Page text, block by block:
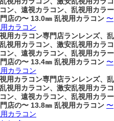
ン、遠視カラコン、乱視用カラー
店の〜 13.0㎜ 乱視用カラコン 〜
カラコン
用カラコン専門店ランレンズ、乱
視用カラコン、激安乱視用カラコ
ン、遠視カラコン、乱視用カラー
店の〜 13.4㎜ 乱視用カラコン 〜
カラコン
用カラコン専門店ランレンズ、乱
視用カラコン、激安乱視用カラコ
ン、遠視カラコン、乱視用カラー
店の〜 13.8㎜ 乱視用カラコン 〜
カラコン